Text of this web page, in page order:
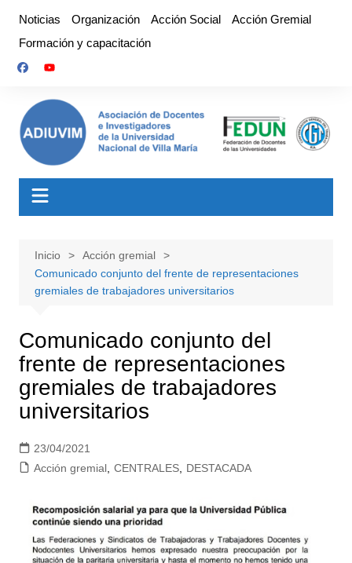
contenido
Noticias Organización Acción Social
Acción Gremial
Formación y capacitación
Inicio
Acción gremial
Comunicado conjunto del frente de representaciones
gremiales de trabajadores universitarios
Comunicado conjunto del
frente de representaciones
gremiales de trabajadores
universitarios
23/04/2021
Acción gremial, CENTRALES, DESTACADA